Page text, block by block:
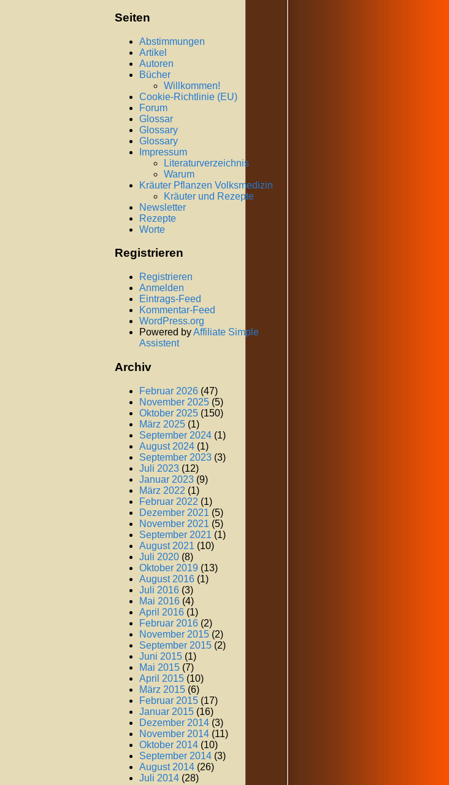
Seiten
Abstimmungen
Artikel
Autoren
Bücher
Willkommen!
Cookie-Richtlinie (EU)
Forum
Glossar
Glossary
Glossary
Impressum
Literaturverzeichnis
Warum
Kräuter Pflanzen Volksmedizin
Kräuter und Rezepte
Newsletter
Rezepte
Worte
Registrieren
Registrieren
Anmelden
Eintrags-Feed
Kommentar-Feed
WordPress.org
Powered byAffiliate Simple
Assistent
Archiv
Februar 2026 (47)
November 2025 (5)
Oktober 2025 (150)
März 2025 (1)
September 2024 (1)
August 2024 (1)
September 2023 (3)
Juli 2023 (12)
Januar 2023 (9)
März 2022 (1)
Februar 2022 (1)
Dezember 2021 (5)
November 2021 (5)
September 2021 (1)
August 2021 (10)
Juli 2020 (8)
Oktober 2019 (13)
August 2016 (1)
Juli 2016 (3)
Mai 2016 (4)
April 2016 (1)
Februar 2016 (2)
November 2015 (2)
September 2015 (2)
Juni 2015 (1)
Mai 2015 (7)
April 2015 (10)
März 2015 (6)
Februar 2015 (17)
Januar 2015 (16)
Dezember 2014 (3)
November 2014 (11)
Oktober 2014 (10)
September 2014 (3)
August 2014 (26)
Juli 2014 (28)